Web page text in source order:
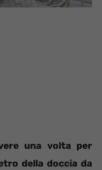
una volta per
della doccia da